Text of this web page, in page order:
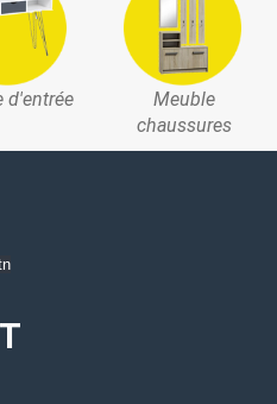
d'entrée
Meuble
chaussures